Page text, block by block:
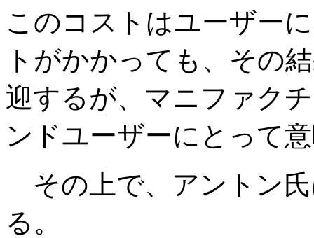
このコストはユーザー
トがかかっても、その
迎するが、マニファク
ンドユーザーにとって
その上で、アントン
る。